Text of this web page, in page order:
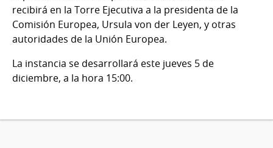
del
2024
recibirá en la Torre Ejecutiva a la presidenta de la
Comisión Europea, Ursula von der Leyen, y otras
autoridades de la Unión Europea.
La instancia se desarrollará este jueves 5 de
diciembre, a la hora 15:00.